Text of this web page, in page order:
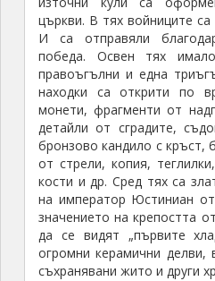
църкви. В тях войниците
И са отправяли
победа. Освен тях
правоъгълни и една
находки са открити по
монети, фрагменти от
детайли от сградите,
бронзово кандило с кръст,
от стрели, копия,
кости и др. Сред тях са
на император Юстиниан
значението на крепостта
да се видят „първите
огромни керамични делви,
съхранявани жито и други